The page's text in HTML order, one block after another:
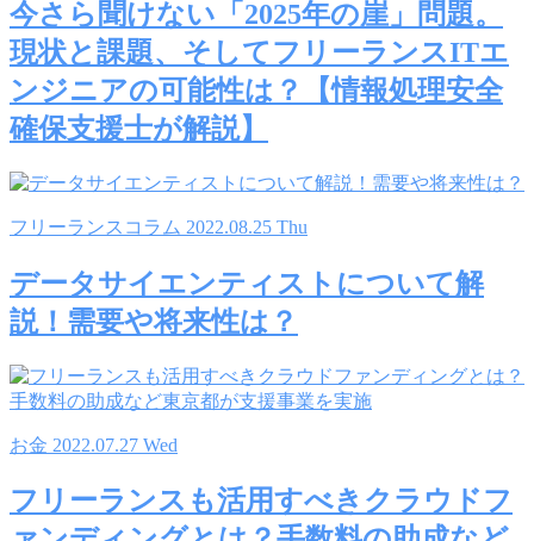
今さら聞けない「2025年の崖」問題。
現状と課題、そしてフリーランスITエ
ンジニアの可能性は？【情報処理安全
確保支援士が解説】
フリーランスコラム 2022.08.25 Thu
データサイエンティストについて解
説！需要や将来性は？
お金 2022.07.27 Wed
フリーランスも活用すべきクラウドフ